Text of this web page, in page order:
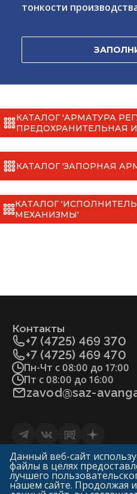
тонкости
КАТАЛОГ 'АРМАТУРА
ПРЕДОХРАНИТЕЛЬНАЯ
КАТАЛОГ 'ЗАПОРНАЯ
КАТАЛОГ
МЕХАНИЗМЫ'
Контакты
+7 (4725) 469 370
+7 (4725) 469 470
Пн-Чт с 08:00 до 17:00
Пт с 08:00 до 16:00
zavod@saz-
Статьи
Политика
персональных данных
Данный веб-сайт
файлы в целях
лучшего
нашем сайте. Продолжая